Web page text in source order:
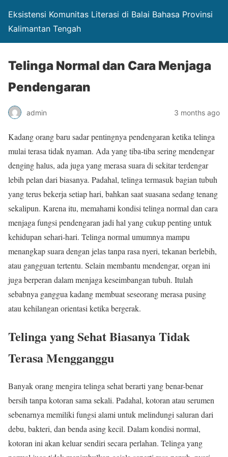
Eksistensi Komunitas Literasi di Balai Bahasa Provinsi
Kalimantan Tengah
Telinga Normal dan Cara Menjaga
Pendengaran
admin 3 months ago
Kadang orang baru sadar pentingnya pendengaran ketika telinga
mulai terasa tidak nyaman. Ada yang tiba-tiba sering mendengar
denging halus, ada juga yang merasa suara di sekitar terdengar
lebih pelan dari biasanya. Padahal, telinga termasuk bagian tubuh
yang terus bekerja setiap hari, bahkan saat suasana sedang tenang
sekalipun. Karena itu, memahami kondisi telinga normal dan cara
menjaga fungsi pendengaran jadi hal yang cukup penting untuk
kehidupan sehari-hari. Telinga normal umumnya mampu
menangkap suara dengan jelas tanpa rasa nyeri, tekanan berlebih,
atau gangguan tertentu. Selain membantu mendengar, organ ini
juga berperan dalam menjaga keseimbangan tubuh. Itulah
sebabnya ganggua kadang membuat seseorang merasa pusing
atau kehilangan orientasi ketika bergerak.
Telinga yang Sehat Biasanya Tidak
Terasa Mengganggu
Banyak orang mengira telinga sehat berarti yang benar-benar
bersih tanpa kotoran sama sekali. Padahal, kotoran atau serumen
sebenarnya memiliki fungsi alami untuk melindungi saluran dari
debu, bakteri, dan benda asing kecil. Dalam kondisi normal,
kotoran ini akan keluar sendiri secara perlahan. Telinga yang